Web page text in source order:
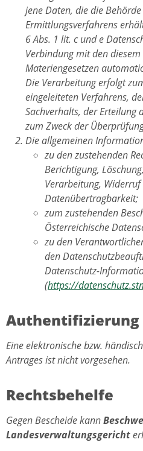
jene Daten, die die
Ermittlungsverfahrens
6 Abs. 1 lit. c und e
Verbindung mit den
Materiengesetzen
Die Verarbeitung erfolgt
eingeleiteten Verfahrens,
Sachverhalts, der Erteilung
zum Zweck der
Die allgemeinen
zu den zustehenden
Berichtigung,
Verarbeitung,
Datenübertragbarkeit;
zum zustehenden
Österreichische
zu den
den
Datenschutz-
(https://
Authentifizierung
Eine elektronische bzw.
Antrages ist nicht vorgesehen.
Rechtsbehelfe
Gegen Bescheide kann
Landesverwaltungsgericht